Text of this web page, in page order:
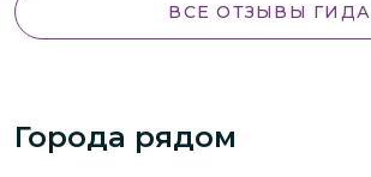
ВСЕ ОТЗЫВЫ ГИДА
Города рядом